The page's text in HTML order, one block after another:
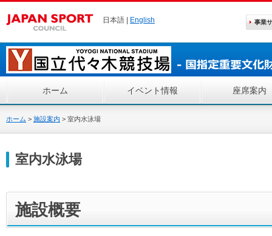
日本語 | English 事業
ホーム イベント情報 座席案内
ホーム > 施設案内 > 室内水泳場
室内水泳場
施設概要